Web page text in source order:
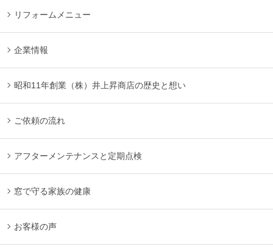
リフォームメニュー
企業情報
昭和11年創業（株）井上昇商店の歴史と想い
ご依頼の流れ
アフターメンテナンスと定期点検
窓で守る家族の健康
お客様の声